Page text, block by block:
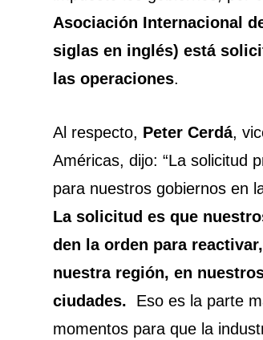
Asociación Internacional
siglas en inglés) está
las operaciones.
Al respecto, Peter Cerdá,
Américas, dijo: “La solicitud
para nuestros gobiernos en
La solicitud es que
den la orden para
nuestra región, en
ciudades. Eso es la parte
momentos para que la